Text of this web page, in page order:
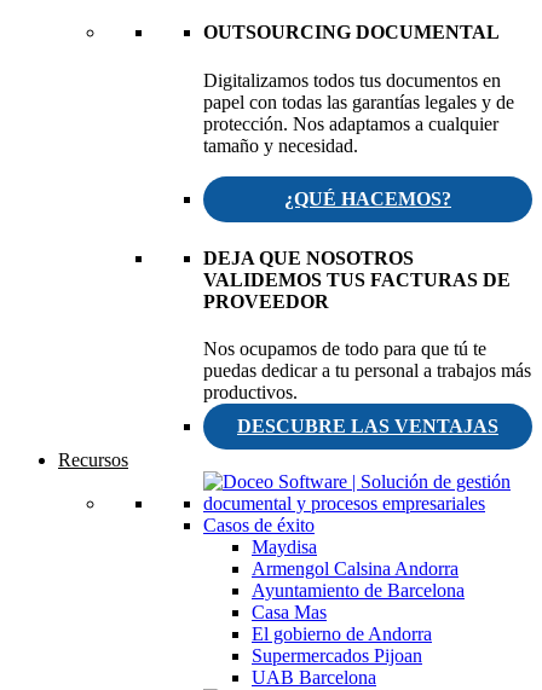
OUTSOURCING DOCUMENTAL
Digitalizamos todos tus documentos en
papel con todas las garantías legales y de
protección. Nos adaptamos a cualquier
tamaño y necesidad.
¿QUÉ HACEMOS?
DEJA QUE NOSOTROS
VALIDEMOS TUS FACTURAS DE
PROVEEDOR
Nos ocupamos de todo para que tú te
puedas dedicar a tu personal a trabajos más
productivos.
DESCUBRE LAS VENTAJAS
Recursos
Casos de éxito
Maydisa
Armengol Calsina Andorra
Ayuntamiento de Barcelona
Casa Mas
El gobierno de Andorra
Supermercados Pijoan
UAB Barcelona